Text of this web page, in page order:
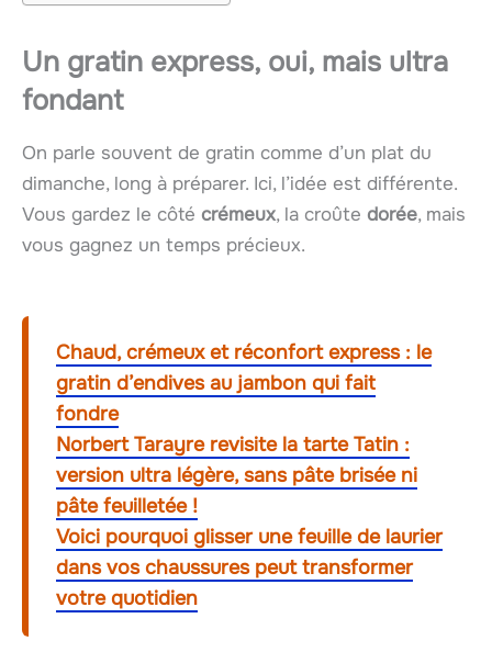
Un gratin express, oui, mais ultra
fondant
On parle souvent de gratin comme d’un plat du
dimanche, long à préparer. Ici, l’idée est différente.
Vous gardez le côté crémeux, la croûte dorée, mais
vous gagnez un temps précieux.
Chaud, crémeux et réconfort express : le
gratin d’endives au jambon qui fait
fondre
Norbert Tarayre revisite la tarte Tatin :
version ultra légère, sans pâte brisée ni
pâte feuilletée !
Voici pourquoi glisser une feuille de laurier
dans vos chaussures peut transformer
votre quotidien